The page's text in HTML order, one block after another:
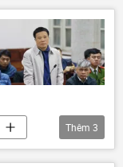
Thêm 3